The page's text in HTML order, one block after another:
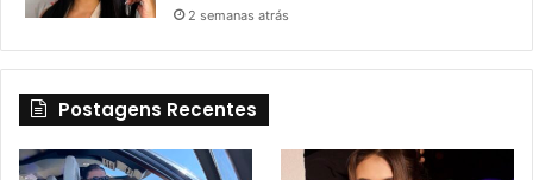
2 semanas atrás
Postagens Recentes